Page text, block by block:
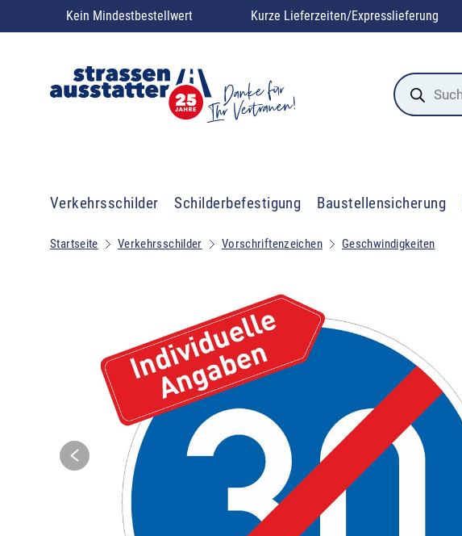
Kein Mindestbestellwert Kurze Lieferzeiten/Expresslieferung
Products
search
Verkehrsschilder Schilderbefestigung Baustellensicherung
Startseite Verkehrsschilder Vorschriftenzeichen Geschwindigkeiten